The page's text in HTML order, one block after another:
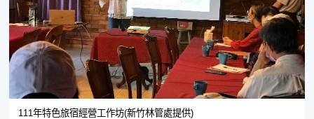
111年特色旅宿經營工作坊(新竹林管處提供)